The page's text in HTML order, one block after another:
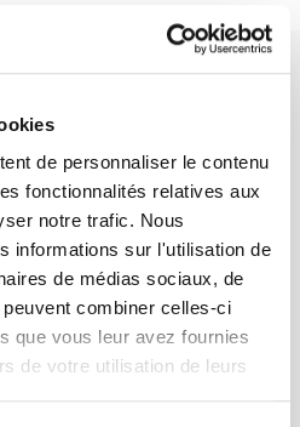
de personnaliser le contenu
fonctionnalités relatives aux
notre trafic. Nous
informations sur l'utilisation de
de médias sociaux, de
combiner celles-ci
que vous leur avez fournies
de votre utilisation de leurs
has a threefold role: to publish
works for student use, and to
continue